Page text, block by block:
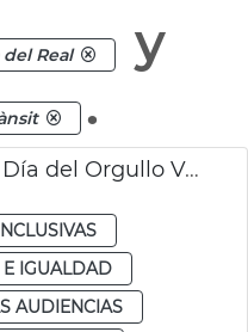
del Real
y
.
tráfico manifestación Día del Orgullo València
E IGUALDAD
AUDIENCIAS